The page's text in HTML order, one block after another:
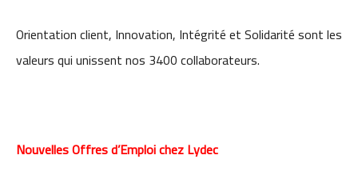
Orientation client, Innovation, Intégrité et Solidarité sont les
valeurs qui unissent nos 3400 collaborateurs.
Nouvelles Offres d’Emploi chez Lydec